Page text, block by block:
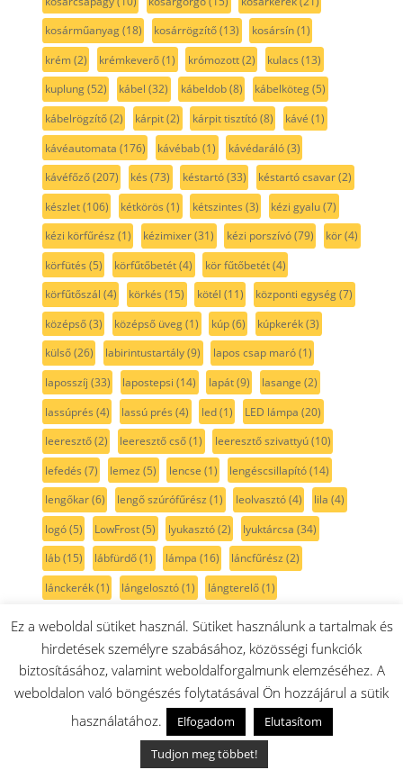
kosárműanyag(18) kosárrögzítő(13) kosársín(1)
krém(2) krémkeverő(1) krómozott(2) kulacs (13)
kuplung(52) kábel (32) kábeldob(8) kábelköteg(5)
kábelrögzítő(2) kárpit(2) kárpit tisztító(8) kávé (1)
kávéautomata (176) kávébab(1) kávédaráló(3)
kávéfőző(207) kés (73) késtartó(33) késtartó csavar(2)
készlet(106) kétkörös (1) kétszintes (3) kézi gyalu(7)
kézi körfűrész (1) kézimixer(31) kézi porszívó(79) kör(4)
körfütés (5) körfűtőbetét(4) kör fűtőbetét(4)
körfűtőszál (4) körkés (15) kötél (11) központi egység(7)
középső(3) középső üveg(1) kúp(6) kúpkerék(3)
külső(26) labirintustartály(9) lapos csap maró(1)
laposszíj (33) lapostepsi (14) lapát(9) lasange (2)
lassúprés (4) lassú prés (4) led(1) LED lámpa (20)
leeresztő(2) leeresztő cső(1) leeresztő szivattyú(10)
lefedés (7) lemez (5) lencse (1) lengéscsillapító(14)
lengőkar(6) lengő szúrófűrész (1) leolvasztó(4) lila (4)
logó(5) LowFrost(5) lyukasztó(2) lyuktárcsa (34)
láb(15) lábfürdő(1) lámpa (16) láncfűrész (2)
lánckerék(1) lángelosztó(1) lángterelő(1)
légkeverésfűtés
(8) légkeverésfűtőtest légszűrő
lúgszivattyú(8) magasnyomású mosó (1)
magasság rögzítő(3) magasság állító(3) maghőmérő(1)
magnézium anód(4) matrac(1)
matrica(5) MaxoMixx(38) MC8(35)
mechanika(1) meghajtó(8)
Ez a weboldal sütiket használ. Sütiket használunk a tartalmak és
hirdetések személyre szabásához, közösségi funkciók
biztosításához, valamint weboldalforgalmunk elemzéséhez. A
weboldalon való böngészés folytatásával Ön hozzájárul a sütik
használatához.
Elfogadom
Elutasítom
Tudjon meg többet!